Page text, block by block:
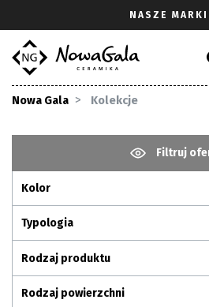
NASZE MARKI
Nowa Gala Kolekcje
Filtruj
Kolor
Typologia
Rodzaj produktu
Rodzaj powierzchni
Gdzie
Pliki
Kariera